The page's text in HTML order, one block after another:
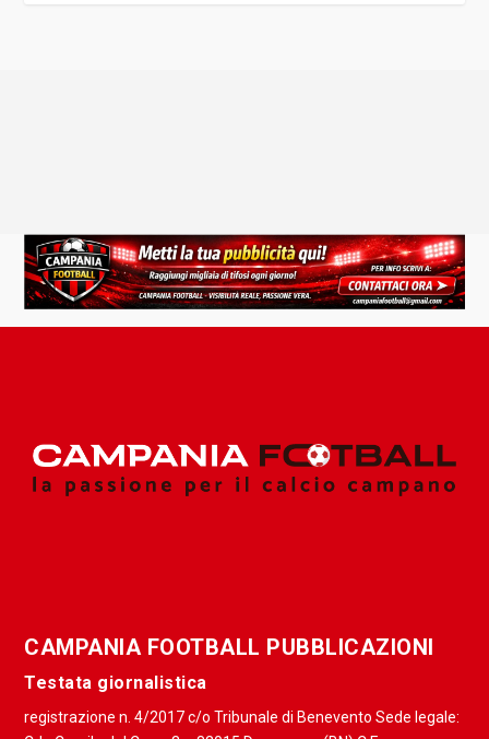
CAMPANIA FOOTBALL PUBBLICAZIONI
Testata giornalistica
registrazione n. 4/2017 c/o Tribunale di Benevento Sede legale: